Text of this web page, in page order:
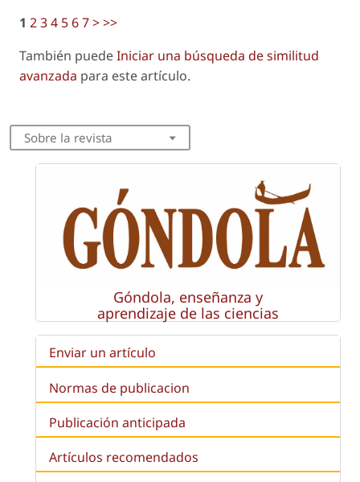
1 234 567>>>
También puedeIniciar una búsqueda de similitud
avanzada para este artículo.
Sobre la revista
Góndola, enseñanza y
aprendizaje de las ciencias
Enviar un artículo
Normas de publicacion
Publicación anticipada
Artículos recomendados